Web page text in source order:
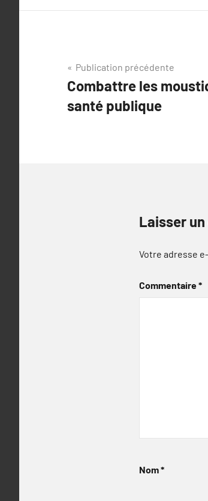
Navigation
de
l’article
Publication précédente
Combattre les
santé publique
Laisser
Votre adresse
Commentaire*
Nom*